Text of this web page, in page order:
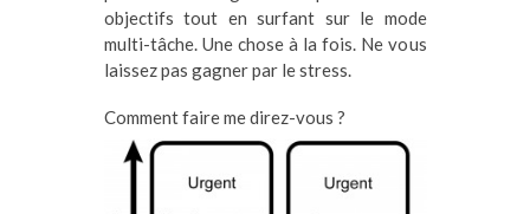
objectifs tout en surfant sur le mode
multi-tâche. Une chose à la fois. Ne vous
laissez pas gagner par le stress.
Comment faire me direz-vous ?